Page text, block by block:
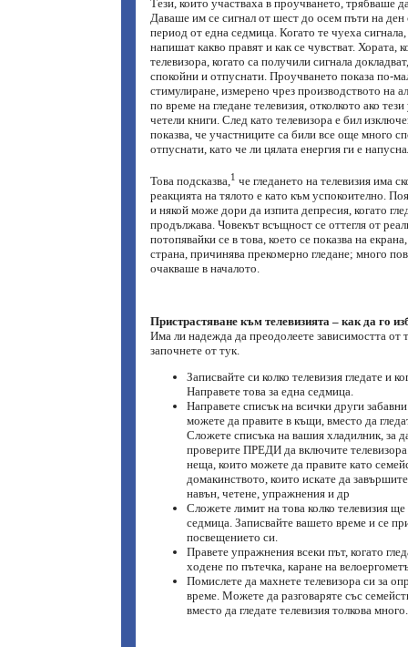
Тези, които участваха в проучването, трябваше
Даваше им се сигнал от шест до осем пъти на ден
период от една седмица. Когато те чуеха
напишат какво правят и как се чувстват. Хората,
телевизора, когато са получили сигнала
спокойни и отпуснати. Проучването показа по-
стимулиране, измерено чрез производството на
по време на гледане телевизия, отколкото ако
четели книги. След като телевизора е бил
показва, че участниците са били все още много
отпуснати, като че ли цялата енергия ги е
Това подсказва,1 че гледането на телевизия има
реакцията на тялото е като към успокоително.
и някой може дори да изпита депресия, когато
продължава. Човекът всъщност се оттегля от
потопявайки се в това, което се показва на
страна, причинява прекомерно гледане; много
очакваше в началото.
Пристрастяване към телевизията – как да го
Има ли надежда да преодолеете зависимостта от
започнете от тук.
Записвайте си колко телевизия гледате и
Направете това за една седмица.
Направете списък на всички други
можете да правите в къщи, вместо да
Сложете списъка на вашия хладилник, за
проверите ПРЕДИ да включите
неща, които можете да правите като
домакинството, които искате да
навън, четене, упражнения и др
Сложете лимит на това колко телевизия ще
седмица. Записвайте вашето време и се
посвещението си.
Правете упражнения всеки път, когато
ходене по пътечка, каране на
Помислете да махнете телевизора си за
време. Можете да разговаряте със
вместо да гледате телевизия толкова много.